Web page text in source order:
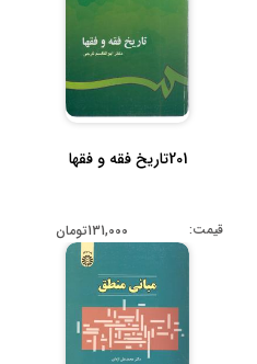
201تاریخ فقه و فقها
قیمت: 131,000تومان